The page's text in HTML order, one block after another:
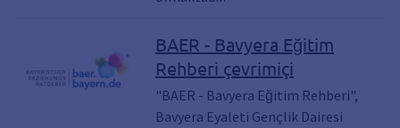
BAER - Bavyera Eğitim
Rehberi çevrimiçi
"BAER - Bavyera Eğitim Rehberi",
Bavyera Eyaleti Gençlik Dairesi